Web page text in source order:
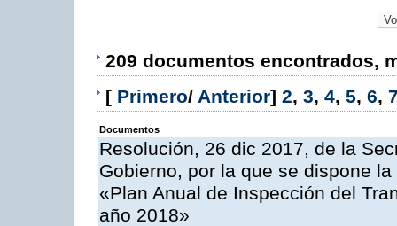
209 documentos encontrados,
[ Primero/ Anterior] 2, 3, 4, 5, 6,
Documentos
Resolución, 26 dic 2017, de la
Gobierno, por la que se dispone
«Plan Anual de Inspección del
año 2018»